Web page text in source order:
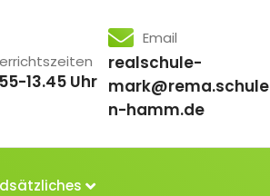
13.45 Uhr
Email
realschule-
mark@rema.schule
n-hamm.de